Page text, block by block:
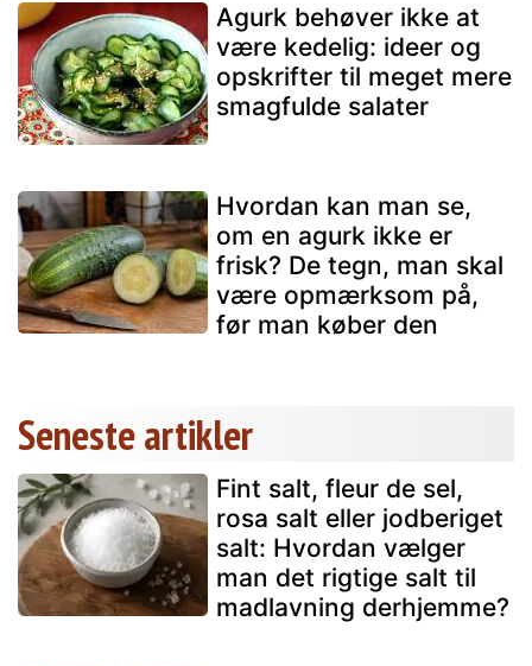
Agurk behøver ikke at
være kedelig: ideer og
opskrifter til meget mere
smagfulde salater
Hvordan kan man se,
om en agurk ikke er
frisk? De tegn, man skal
være opmærksom på,
før man køber den
Seneste artikler
Fint salt, fleur de sel,
rosa salt eller jodberiget
salt: Hvordan vælger
man det rigtige salt til
madlavning derhjemme?